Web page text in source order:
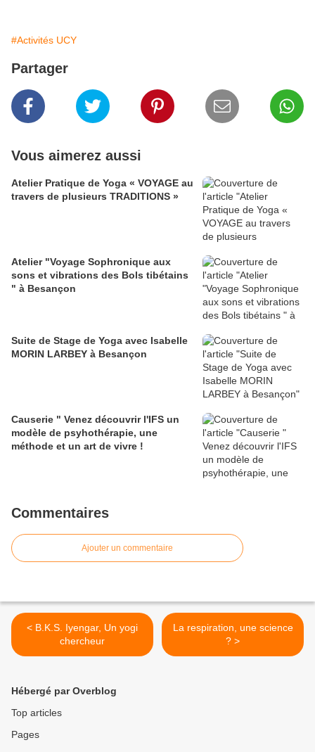
#Activités UCY
Partager
Vous aimerez aussi
Atelier Pratique de Yoga « VOYAGE au
travers de plusieurs TRADITIONS »
Atelier "Voyage Sophronique aux
sons et vibrations des Bols tibétains
" à Besançon
Suite de Stage de Yoga avec Isabelle
MORIN LARBEY à Besançon
Causerie " Venez découvrir l'IFS un
modèle de psyhothérapie, une
méthode et un art de vivre !
Commentaires
Ajouter un commentaire
< B.K.S. Iyengar, Un yogi
chercheur
La respiration, une science
? >
Hébergé par Overblog
Top articles
Pages